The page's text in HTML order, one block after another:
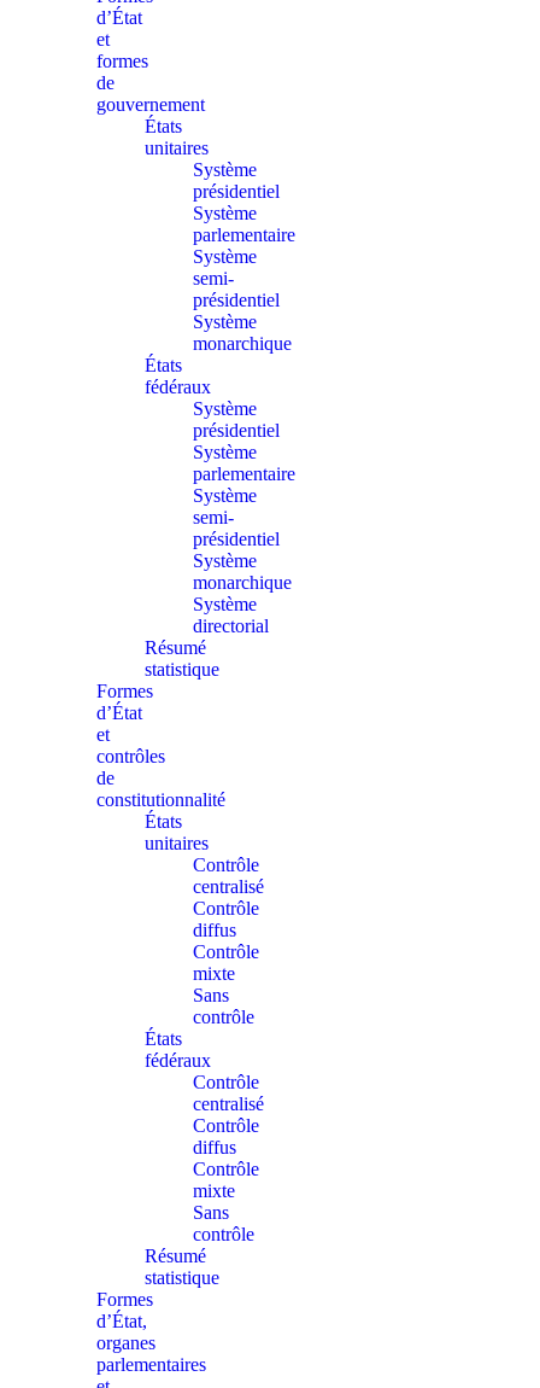
d’État
et
formes
de
gouvernement
États
unitaires
Système
présidentiel
Système
parlementaire
Système
semi-
présidentiel
Système
monarchique
États
fédéraux
Système
présidentiel
Système
parlementaire
Système
semi-
présidentiel
Système
monarchique
Système
directorial
Résumé
statistique
Formes
d’État
et
contrôles
de
constitutionnalité
États
unitaires
Contrôle
centralisé
Contrôle
diffus
Contrôle
mixte
Sans
contrôle
États
fédéraux
Contrôle
centralisé
Contrôle
diffus
Contrôle
mixte
Sans
contrôle
Résumé
statistique
Formes
d’État,
organes
parlementaires